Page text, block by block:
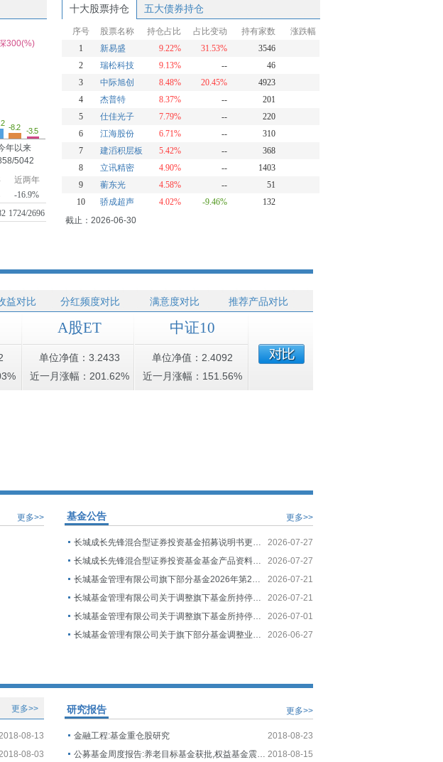
300(%)
-8.2 -3.5
年以来
5042
近两年
-16.9%
1724/2696
十大股票持仓 五大债券持仓
序号 股票名称 持仓占比 占比变动 持有家数
涨跌幅
1
新易盛 9.22% 31.53%
3546
2
瑞松科技 9.13% --
46
3
中际旭创 8.48% 20.45%
4923
4
杰普特 8.37% --
201
5
仕佳光子 7.79% --
220
6
江海股份 6.71% --
310
7
建滔积层板 5.42% --
368
8
立讯精密 4.90% --
1403
9
蘅东光 4.58% --
51
10
骄成超声 4.02% -9.46%
132
截止：2026-06-30
益对比 分红频度对比 满意度对比 推荐产品对比
A股ET
单位净值：3.2433
近一月涨幅：201.62%
中证10
单位净值：2.4092
近一月涨幅：151.56%
更多>> 更多>>
基金公告
2026-07-27
长城成长先锋混合型证券投资基金招募说明书更新（2026年第1号）
2026-07-27
长城成长先锋混合型证券投资基金基金产品资料概要更新
2026-07-21
长城基金管理有限公司旗下部分基金2026年第2季度报告提示性公告
2026-07-21
长城基金管理有限公司关于调整旗下基金所持停牌股票估值方法的公告
2026-07-01
长城基金管理有限公司关于调整旗下基金所持停牌股票估值方法的公告
2026-06-27
长城基金管理有限公司关于旗下部分基金调整业绩比较基准并修订基金合同等法律文件的公告
更多>>
08-13
08-03
更多>>
研究报告
2018-08-23
金融工程:基金重仓股研究
2018-08-15
公募基金周度报告:养老目标基金获批,权益基金震荡反弹